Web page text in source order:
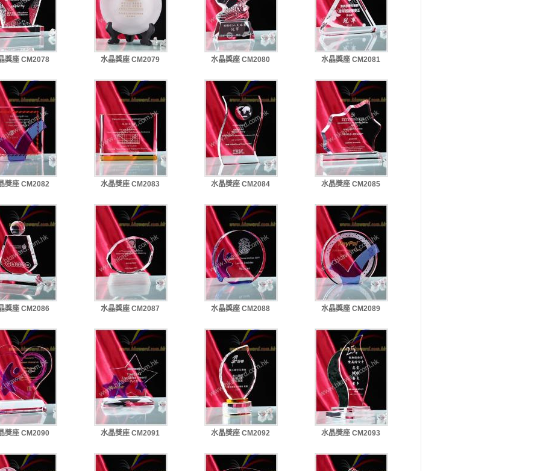
獎座 CM2078 水晶獎座 CM2079 水晶獎座 CM2080 水晶獎座 CM2081
獎座 CM2082 水晶獎座 CM2083 水晶獎座 CM2084 水晶獎座 CM2085
獎座 CM2086 水晶獎座 CM2087 水晶獎座 CM2088 水晶獎座 CM2089
獎座 CM2090 水晶獎座 CM2091 水晶獎座 CM2092 水晶獎座 CM2093